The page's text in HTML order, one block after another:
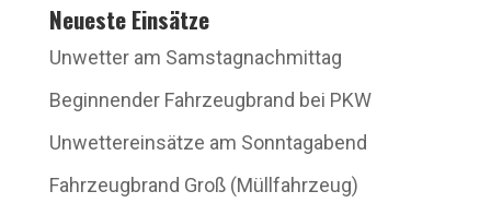
Neueste Einsätze
Unwetter am Samstagnachmittag
Beginnender Fahrzeugbrand bei PKW
Unwettereinsätze am Sonntagabend
Fahrzeugbrand Groß (Müllfahrzeug)